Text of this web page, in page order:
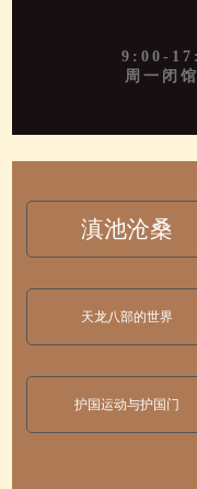
9:00-
周一闭
滇池沧桑
天龙八部的世界
护国运动与护国门